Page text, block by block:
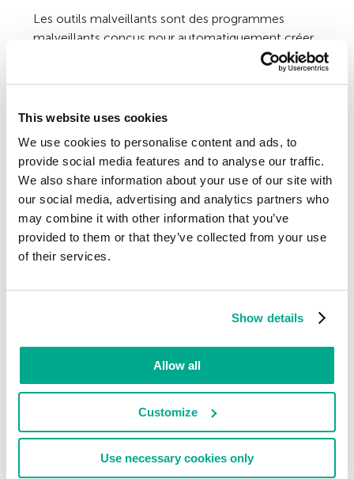
This website uses cookies
We use cookies to personalise content and ads, to
provide social media features and to analyse our traffic.
We also share information about your use of our site with
our social media, advertising and analytics partners who
may combine it with other information that you’ve
provided to them or that they’ve collected from your use
of their services.
Show details
Allow all
Customize
Use necessary cookies only
Les outils malveillants sont des programmes
malveillants conçus pour automatiquement créer
des virus, des vers, des chevaux de Troie, conduire
des attaques DoS sur des serveurs à distance,
virus, aux vers et aux chevaux de Troie, les
aucune menace directe pour l’ordinateur sur
lequel ils fonctionnent et les fonctionnalités
malveillantes du logiciel ne sont activées qu’à la
demande de leur propriétaire.
En savoir davantage sur les outils malveillants >>>
Objets Détectés